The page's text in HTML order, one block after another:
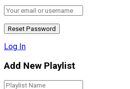
Log In
Add New Playlist